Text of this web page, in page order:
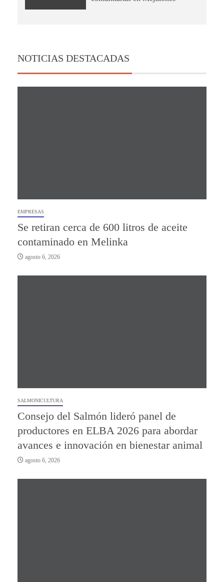
NOTICIAS DESTACADAS
EMPRESAS
Se retiran cerca de 600 litros de aceite
contaminado en Melinka
agosto 6, 2026
SALMONICULTURA
Consejo del Salmón lideró panel de
productores en ELBA 2026 para abordar
avances e innovación en bienestar animal
agosto 6, 2026